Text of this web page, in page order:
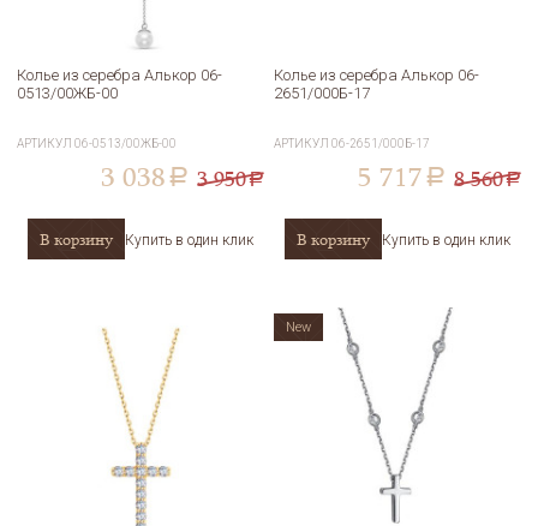
Колье из серебра Алькор 06-
0513/00ЖБ-00
АРТИКУЛ06-0513/00ЖБ-00
3 038 a 3 950a
В корзину Купить в один клик
Колье из серебра Алькор 06-
2651/000Б-17
АРТИКУЛ06-2651/000Б-17
5 717 a 8 560a
В корзину Купить в один клик
New